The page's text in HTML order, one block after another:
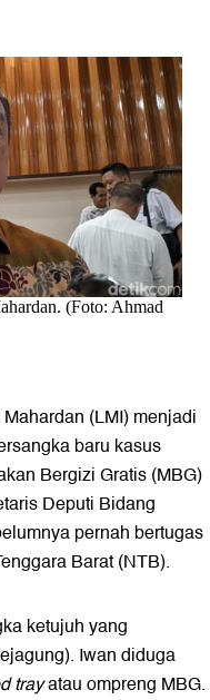
(Foto: Ahmad
(LMI) menjadi
baru kasus
Bergizi Gratis (MBG)
Deputi Bidang
pernah bertugas
Barat (NTB).
ketujuh yang
Iwan diduga
trayatau ompreng MBG.